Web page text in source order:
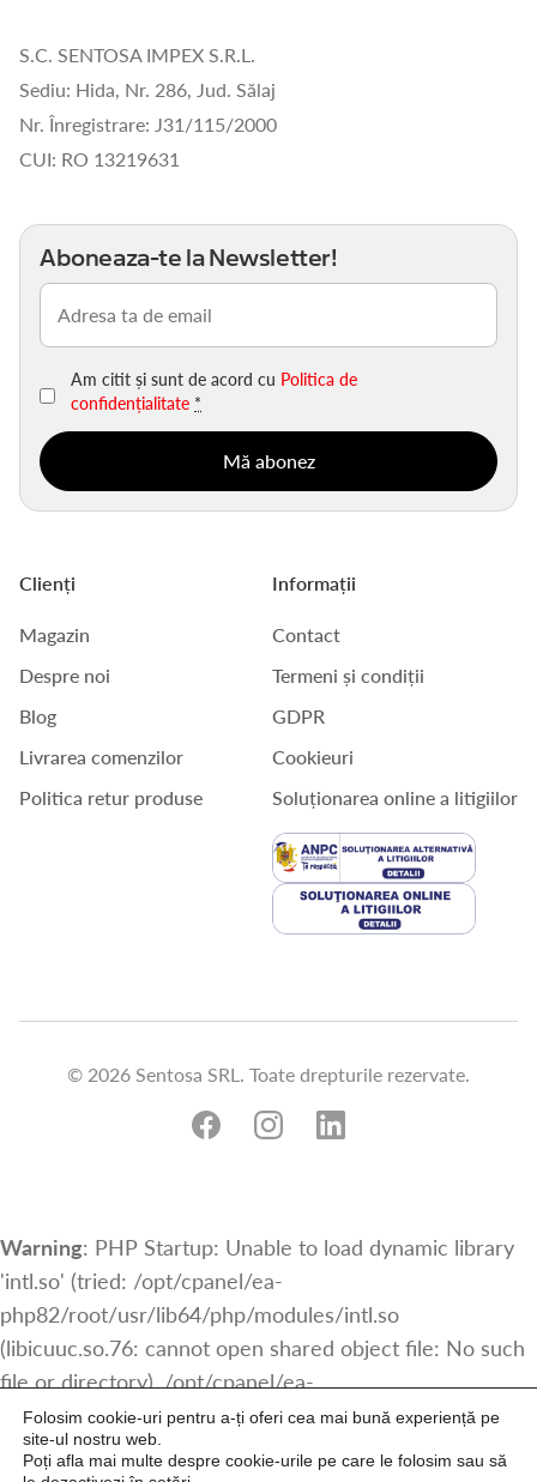
S.C. SENTOSA IMPEX S.R.L.
Sediu: Hida, Nr. 286, Jud. Sălaj
Nr. Înregistrare: J31/115/2000
CUI: RO 13219631
Aboneaza-te la Newsletter!
Email
(Obligatoriu)
Am citit și sunt de acord cu Politica de
confidențialitate *
Clienți
Magazin
Despre noi
Blog
Livrarea comenzilor
Politica retur produse
Informații
Contact
Termeni și condiții
GDPR
Cookieuri
Soluționarea online a litigiilor
© 2026 Sentosa SRL. Toate drepturile rezervate.
Folosim cookie-uri pentru a-ți oferi cea mai bună experiență pe
site-ul nostru web.
Poți afla mai multe despre cookie-urile pe care le folosim sau să
Warning: PHP Startup: Unable to load dynamic library
'intl.so' (tried: /opt/cpanel/ea-
php82/root/usr/lib64/php/modules/intl.so
(libicuuc.so.76: cannot open shared object file: No such
file or directory), /opt/cpanel/ea-
php82/root/usr/lib64/php/modules/intl.so.so
(/opt/cpanel/ea-